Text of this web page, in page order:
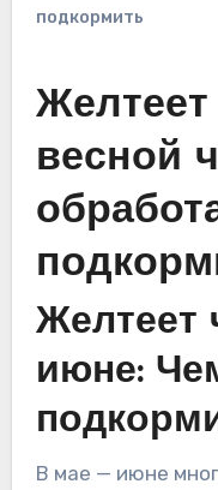
подкормить
Желтеет
весной
Желтеет
июне:
В мае — июне многие садоводы жалуются, что